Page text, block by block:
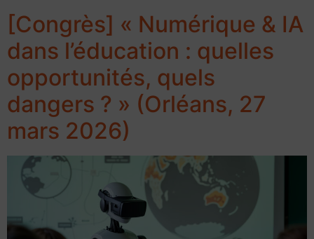
[Congrès] « Numérique & IA
dans l’éducation : quelles
opportunités, quels
dangers ? » (Orléans, 27
mars 2026)